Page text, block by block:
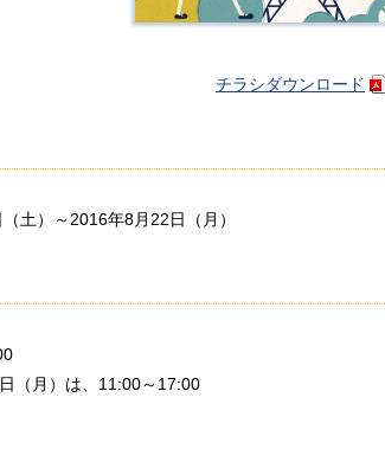
チラシダウンロード
土）～2016年8月22日（月）
（月）は、11:00～17:00